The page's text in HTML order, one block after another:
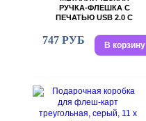
РУЧКА-ФЛЕШКА С
ПЕЧАТЬЮ USB 2.0 С
ВСТАВКАМИ,
СЪЕМНЫЙ МИНИ-ЧИП,
16GB, D1,3 Х 14 СМ.
747 РУБ В корзину